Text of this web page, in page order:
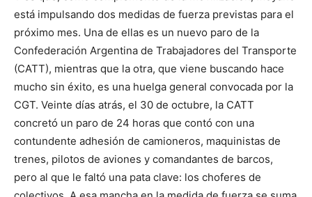
está impulsando dos medidas de fuerza previstas para el
próximo mes. Una de ellas es un nuevo paro de la
Confederación Argentina de Trabajadores del Transporte
(CATT), mientras que la otra, que viene buscando hace
mucho sin éxito, es una huelga general convocada por la
CGT. Veinte días atrás, el 30 de octubre, la CATT
concretó un paro de 24 horas que contó con una
contundente adhesión de camioneros, maquinistas de
trenes, pilotos de aviones y comandantes de barcos,
pero al que le faltó una pata clave: los choferes de